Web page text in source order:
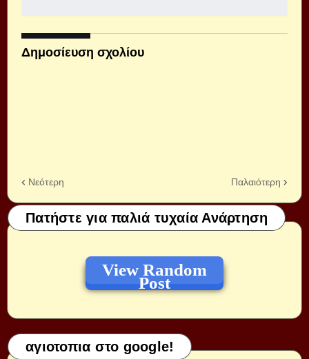
Δημοσίευση σχολίου
Νεότερη Παλαιότερη
Πατήστε για παλιά τυχαία Ανάρτηση
View Random
Post
αγιοτοπια στο google!